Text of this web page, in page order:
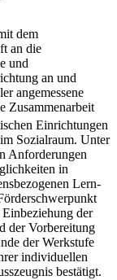
dem
an die
und
an und
angemessene
Zusammenarbeit
Einrichtungen
Sozialraum. Unter
Anforderungen
in
Lern-
der
der Vorbereitung
der Werkstufe
individuellen
bestätigt.